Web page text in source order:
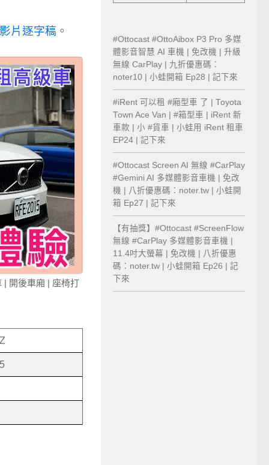
影片逐字稿 。
| 開後車廂 | 座椅打
#Ottocast #OttoAibox P3 Pro 多媒
體影音智慧 AI 車機 | 免改機 | 升級
無線 CarPlay | 九折優惠碼：
noter10 | 小蛙開箱 Ep28 | 記下來
#iRent 可以租 #廂型車 了 | Toyota
Town Ace Van | #箱型車 | iRent 新
車款 | 小 #貨車 | 小蛙用 iRent 租車
EP24 | 記下來
#Ottocast Screen AI 無線 #CarPlay
#Gemini AI 多媒體影音車機 | 免改
機 | 八折優惠碼：noter.tw | 小蛙開
箱 Ep27 | 記下來
【有抽獎】#Ottocast #ScreenFlow
無線 #CarPlay 多媒體影音車機 |
11.4吋大螢幕 | 免改機 | 八折優惠
碼：noter.tw | 小蛙開箱 Ep26 | 記
下來